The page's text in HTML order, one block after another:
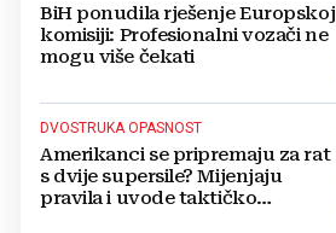
BiH ponudila rješenje Europskoj
komisiji: Profesionalni vozači ne
mogu više čekati
DVOSTRUKA OPASNOST
Amerikanci se pripremaju za rat
s dvije supersile? Mijenjaju
pravila i uvode taktičko